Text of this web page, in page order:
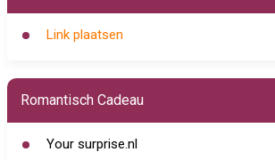
Link plaatsen
Romantisch Cadeau
Your surprise.nl